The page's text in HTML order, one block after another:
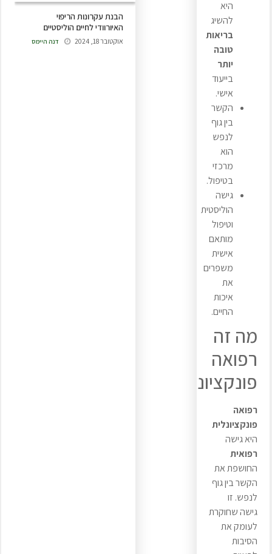
היא
להשיג
בריאות
טובה
יותר
בייעוד
אישי.
הקשר
בין גוף
לנפש
הוא
מרכזי
בטיפול.
גישה
הוליסטית
וטיפול
מותאם
אישית
משפרים
את
איכות
החיים.
מה זה
רפואה
פונקציונלית?
רפואה
פונקציונלית
היא גישה
רפואית
החושפת את
הקשר בין גוף
לנפש. זו
גישה שחוקרת
לעומק את
הסיבות
הבנת עקרונות הריפוי
האיורוודי לחיים הוליסטיים
דנה היימס אוקטובר 18, 2024